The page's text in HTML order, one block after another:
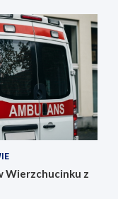
Wierzchucinku z